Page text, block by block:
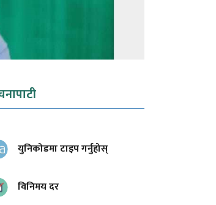
युनिकोडमा टाइप गर्नुहोस्
विनिमय दर